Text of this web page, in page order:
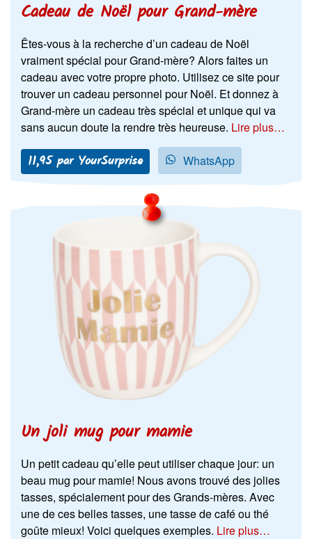
Cadeau de Noël pour Grand-mère
Êtes-vous à la recherche d’un cadeau de Noël
vraiment spécial pour Grand-mère? Alors faites un
cadeau avec votre propre photo. Utilisez ce site pour
trouver un cadeau personnel pour Noël. Et donnez à
Grand-mère un cadeau très spécial et unique qui va
sans aucun doute la rendre très heureuse. Lire plus…
11,95 par YourSurprise WhatsApp
Un joli mug pour mamie
Un petit cadeau qu’elle peut utiliser chaque jour: un
beau mug pour mamie! Nous avons trouvé des jolies
tasses, spécialement pour des Grands-mères. Avec
une de ces belles tasses, une tasse de café ou thé
goûte mieux! Voici quelques exemples. Lire plus…